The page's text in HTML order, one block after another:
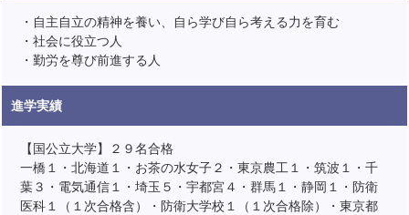
・自主自立の精神を養い、自ら学び自ら考える力を育む
・社会に役立つ人
・勤労を尊び前進する人
進学実績
【国公立大学】２９名合格
一橋１・北海道１・お茶の水女子２・東京農工１・筑波１・千
葉３・電気通信１・埼玉５・宇都宮４・群馬１・静岡１・防衛
医科１（１次合格含）・防衛大学校１（１次合格除）・東京都